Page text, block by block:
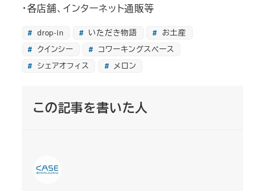
・各店舗、インターネット通販等
drop-in いただき物語
お土産
クインシー
コワーキングスペース
シェアオフィス
メロン
この記事を書いた人